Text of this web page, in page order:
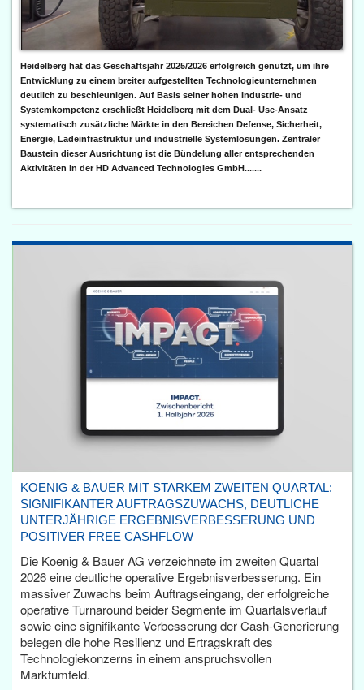
Heidelberg hat das Geschäftsjahr 2025/2026 erfolgreich genutzt, um ihre
Entwicklung zu einem breiter aufgestellten Technologieunternehmen
deutlich zu beschleunigen. Auf Basis seiner hohen Industrie- und
Systemkompetenz erschließt Heidelberg mit dem Dual- Use-Ansatz
systematisch zusätzliche Märkte in den Bereichen Defense, Sicherheit,
Energie, Ladeinfrastruktur und industrielle Systemlösungen. Zentraler
Baustein dieser Ausrichtung ist die Bündelung aller entsprechenden
Aktivitäten in der HD Advanced Technologies GmbH.......
KOENIG & BAUER MIT STARKEM ZWEITEN QUARTAL:
SIGNIFIKANTER AUFTRAGSZUWACHS, DEUTLICHE
UNTERJÄHRIGE ERGEBNISVERBESSERUNG UND
POSITIVER FREE CASHFLOW
Die Koenig & Bauer AG verzeichnete im zweiten Quartal
2026 eine deutliche operative Ergebnisverbesserung. Ein
massiver Zuwachs beim Auftragseingang, der erfolgreiche
operative Turnaround beider Segmente im Quartalsverlauf
sowie eine signifikante Verbesserung der Cash-Generierung
belegen die hohe Resilienz und Ertragskraft des
Technologiekonzerns in einem anspruchsvollen
Marktumfeld.